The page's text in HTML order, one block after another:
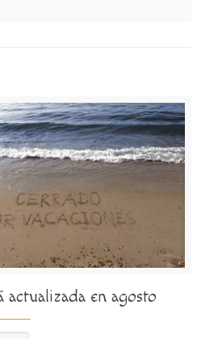
actualizada en agosto